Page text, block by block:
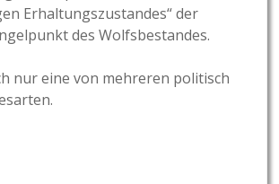
Erhaltungszustandes“ der
des Wolfsbestandes.
nur eine von mehreren politisch